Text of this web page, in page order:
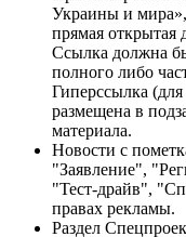
Украины и мира»,
прямая открытая
Ссылка должна
полного либо
Гиперссылка
размещена в
материала.
Новости с
"Заявление",
"Тест-драйв",
правах рекламы.
Раздел